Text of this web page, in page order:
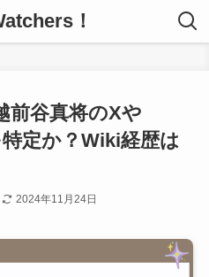
！
前谷真将のXや
定か？Wiki経歴は
2024年11月24日